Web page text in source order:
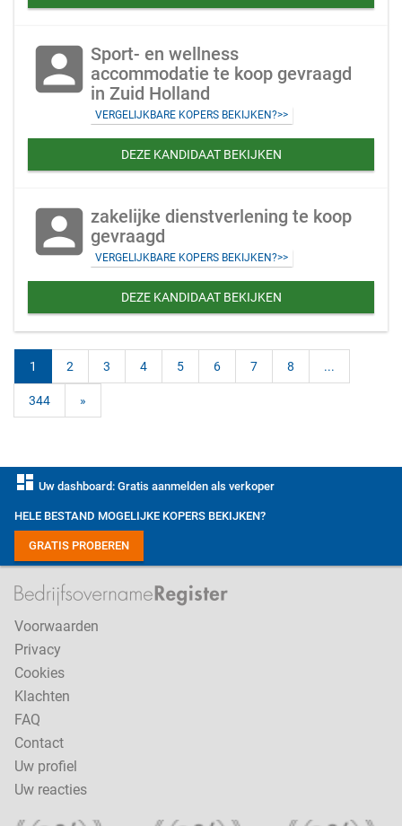
account_box Sport- en wellness
accommodatie te koop gevraagd
in Zuid Holland
VERGELIJKBARE KOPERS BEKIJKEN?>>
DEZE KANDIDAAT BEKIJKEN
account_box zakelijke dienstverlening te koop
gevraagd
VERGELIJKBARE KOPERS BEKIJKEN?>>
DEZE KANDIDAAT BEKIJKEN
1 2 3 4 5 6 7 8 ...
344 »
dashboard Uw dashboard: Gratis aanmelden als verkoper
HELE BESTAND MOGELIJKE KOPERS BEKIJKEN?
GRATIS PROBEREN
Voorwaarden
Privacy
Cookies
Klachten
FAQ
Contact
Uw profiel
Uw reacties